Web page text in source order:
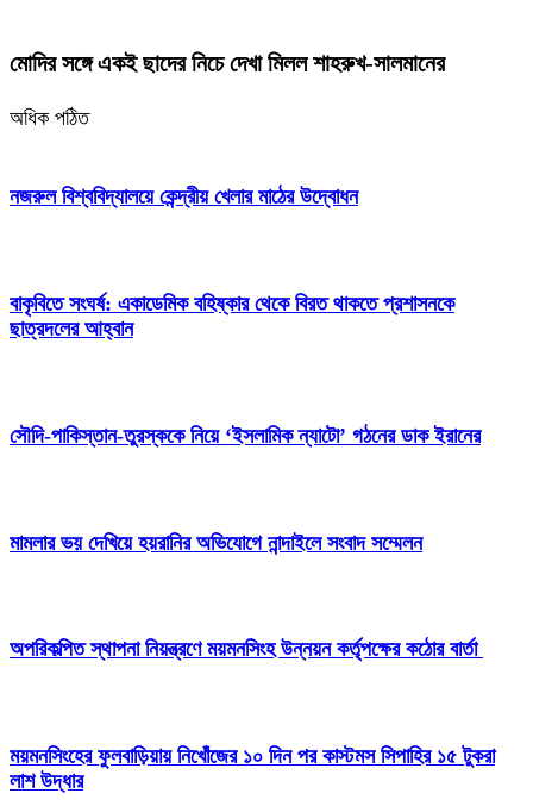
মোদির সঙ্গে একই ছাদের নিচে দেখা মিলল শাহরুখ-সালমানের
অধিক পঠিত
নজরুল বিশ্ববিদ্যালয়ে কেন্দ্রীয় খেলার মাঠের উদ্বোধন
বাকৃবিতে সংঘর্ষ: একাডেমিক বহিষ্কার থেকে বিরত থাকতে প্রশাসনকে
ছাত্রদলের আহ্বান
সৌদি-পাকিস্তান-তুরস্ককে নিয়ে ‘ইসলামিক ন্যাটো’ গঠনের ডাক ইরানের
মামলার ভয় দেখিয়ে হয়রানির অভিযোগে নান্দাইলে সংবাদ সম্মেলন
অপরিকল্পিত স্থাপনা নিয়ন্ত্রণে ময়মনসিংহ উন্নয়ন কর্তৃপক্ষের কঠোর বার্তা
ময়মনসিংহের ফুলবাড়িয়ায় নিখোঁজের ১০ দিন পর কাস্টমস সিপাহির ১৫ টুকরা
লাশ উদ্ধার